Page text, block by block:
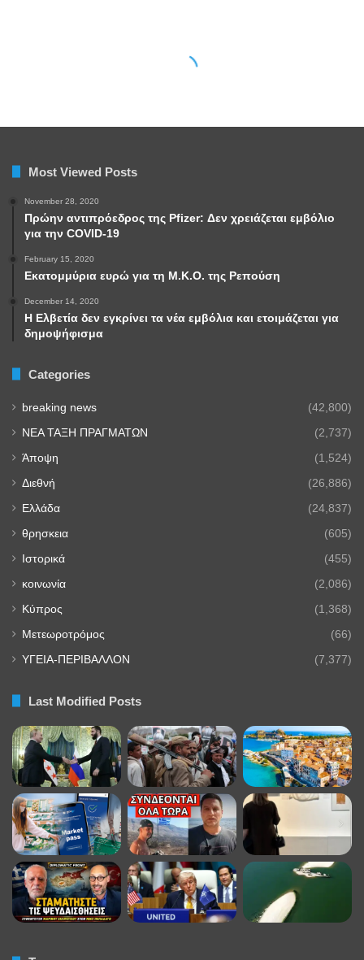
Most Viewed Posts
November 28, 2020
Πρώην αντιπρόεδρος της Pfizer: Δεν χρειάζεται εμβόλιο
για την COVID-19
February 15, 2020
Εκατομμύρια ευρώ για τη Μ.Κ.Ο. της Ρεπούση
December 14, 2020
Η Ελβετία δεν εγκρίνει τα νέα εμβόλια και ετοιμάζεται για
δημοψήφισμα
Categories
breaking news (42,800)
NEA TAΞΗ ΠΡΑΓΜΑΤΩΝ (2,737)
Άποψη (1,524)
Διεθνή (26,886)
Ελλάδα (24,837)
θρησκεια (605)
Ιστορικά (455)
κοινωνία (2,086)
Κύπρος (1,368)
Μετεωροτρόμος (66)
ΥΓΕΙΑ-ΠΕΡΙΒΑΛΛΟΝ (7,377)
Last Modified Posts